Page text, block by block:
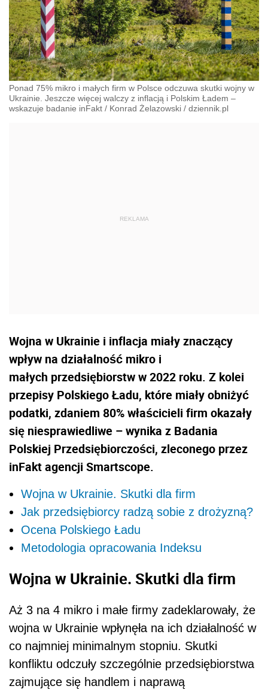
Ponad 75% mikro i małych firm w Polsce odczuwa skutki wojny w
Ukrainie. Jeszcze więcej walczy z inflacją i Polskim Ładem –
wskazuje badanie inFakt / Konrad Żelazowski / dziennik.pl
Wojna w Ukrainie i inflacja miały znaczący
wpływ na działalność mikro i
małych przedsiębiorstw w 2022 roku. Z kolei
przepisy Polskiego Ładu, które miały obniżyć
podatki, zdaniem 80% właścicieli firm okazały
się niesprawiedliwe – wynika z Badania
Polskiej Przedsiębiorczości, zleconego przez
inFakt agencji Smartscope.
Wojna w Ukrainie. Skutki dla firm
Jak przedsiębiorcy radzą sobie z drożyzną?
Ocena Polskiego Ładu
Metodologia opracowania Indeksu
Wojna w Ukrainie. Skutki dla firm
Aż 3 na 4 mikro i małe firmy zadeklarowały, że
wojna w Ukrainie wpłynęła na ich działalność w
co najmniej minimalnym stopniu. Skutki
konfliktu odczuły szczególnie przedsiębiorstwa
zajmujące się handlem i naprawą